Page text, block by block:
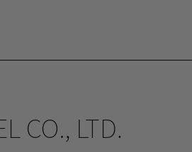
CO., LTD.